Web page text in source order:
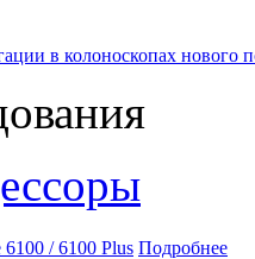
в колоноскопах нового
/ 6100 Plus Подробнее